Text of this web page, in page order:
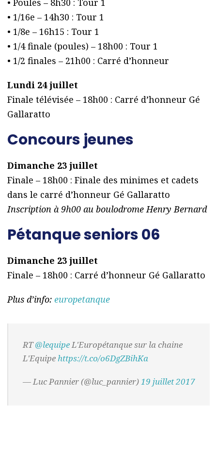
• 1/16e – 14h30 : Tour 1
• 1/8e – 16h15 : Tour 1
• 1/4 finale (poules) – 18h00 : Tour 1
• 1/2 finales – 21h00 : Carré d’honneur
Lundi 24 juillet
Finale télévisée – 18h00 : Carré d’honneur Gé
Gallaratto
Concours jeunes
Dimanche 23 juillet
Finale – 18h00 : Finale des minimes et cadets
dans le carré d’honneur Gé Gallaratto
Inscription à 9h00 au boulodrome Henry Bernard
Pétanque seniors 06
Dimanche 23 juillet
Finale – 18h00 : Carré d’honneur Gé Gallaratto
Plus d’info: europetanque
RT@lequipeL'Europétanque sur la chaine
L'Equipehttps://t.co/o6DgZBihKa
— Luc Pannier (@luc_pannier)19 juillet 2017